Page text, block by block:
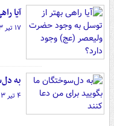
آیا
۱۷ تیر ۰۳ - ۰۲:۲۶
به
۴ تیر ۰۳ - ۰۲:۴۲